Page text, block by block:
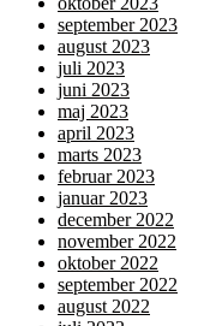
september 2023
august 2023
juli 2023
juni 2023
maj 2023
april 2023
marts 2023
februar 2023
januar 2023
december 2022
november 2022
oktober 2022
september 2022
august 2022